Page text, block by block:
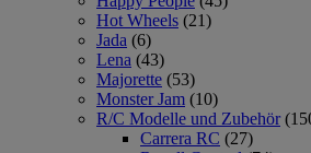
Hot Wheels (21)
Jada (6)
Lena (43)
Majorette (53)
Monster Jam (10)
R/C Modelle und Zubehör
Carrera RC (27)